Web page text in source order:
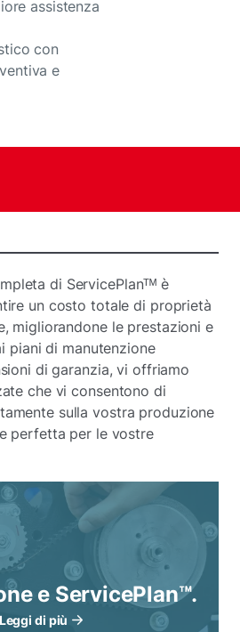
assistenza
con
e
di ServicePlanᵀᴹ è
un costo totale di proprietà
migliorandone le prestazioni e
piani di manutenzione
di garanzia, vi offriamo
che vi consentono di
sulla vostra produzione
perfetta per le vostre
e ServicePlan™.
Leggi di più